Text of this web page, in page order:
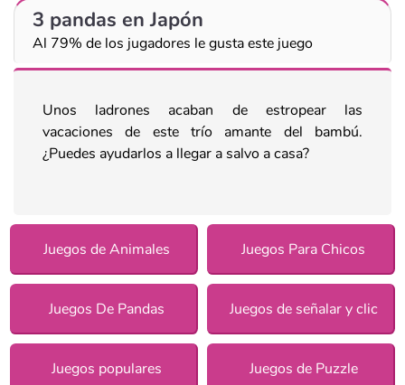
3 pandas en Japón
Al 79% de los jugadores le gusta este juego
Unos ladrones acaban de estropear las
vacaciones de este trío amante del bambú.
¿Puedes ayudarlos a llegar a salvo a casa?
Juegos de Animales Juegos Para Chicos
Juegos De Pandas Juegos de señalar y clic
Juegos populares Juegos de Puzzle